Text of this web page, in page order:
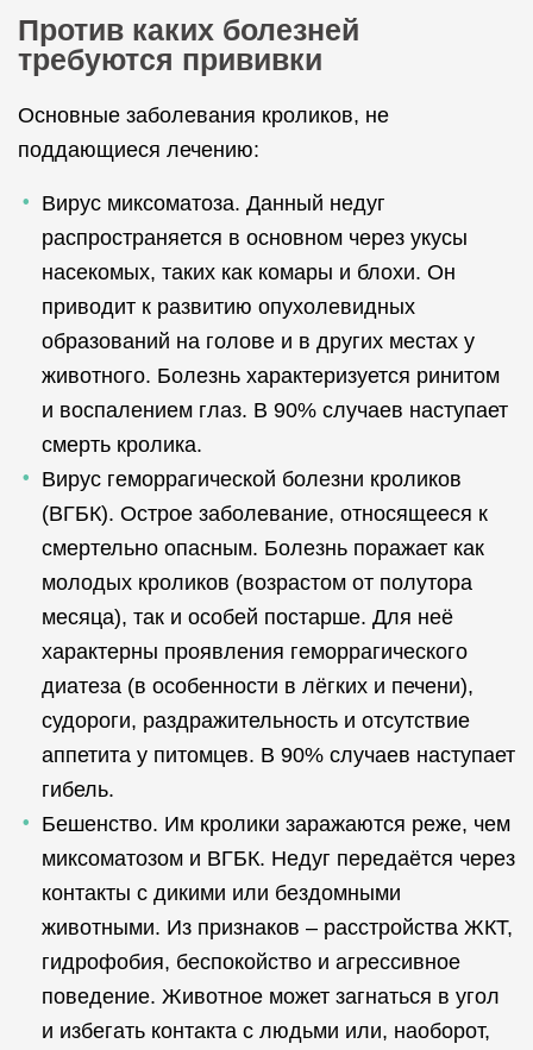
Против каких болезней
требуются прививки
Основные заболевания кроликов, не
поддающиеся лечению:
Вирус миксоматоза. Данный недуг
распространяется в основном через укусы
насекомых, таких как комары и блохи. Он
приводит к развитию опухолевидных
образований на голове и в других местах у
животного. Болезнь характеризуется ринитом
и воспалением глаз. В 90% случаев наступает
смерть кролика.
Вирус геморрагической болезни кроликов
(ВГБК). Острое заболевание, относящееся к
смертельно опасным. Болезнь поражает как
молодых кроликов (возрастом от полутора
месяца), так и особей постарше. Для неё
характерны проявления геморрагического
диатеза (в особенности в лёгких и печени),
судороги, раздражительность и отсутствие
аппетита у питомцев. В 90% случаев наступает
гибель.
Бешенство. Им кролики заражаются реже, чем
миксоматозом и ВГБК. Недуг передаётся через
контакты с дикими или бездомными
животными. Из признаков – расстройства ЖКТ,
гидрофобия, беспокойство и агрессивное
поведение. Животное может загнаться в угол
и избегать контакта с людьми или, наоборот,